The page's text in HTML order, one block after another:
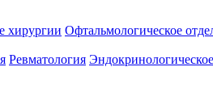
хирургии Офтальмологическое
Ревматология